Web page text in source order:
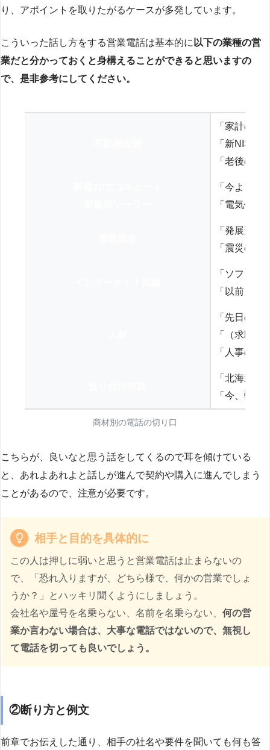
り、アポイントを取りたがるケースが多発しています。
こういった話し方をする営業電話は基本的に 以下の業種の営
業だと分かっておくと身構えることができると思いますの
で、是非参考にしてください。
「家計の見
「新NISA
「老後の
「今より
「電気代を
「発展途
「震災の
「ソフト
「以前、
「先日の
「（求職
「人事の方
「北海道
「今、弊
商材別の電話の切り口
こちらが、良いなと思う話をしてくるので耳を傾けている
と、あれよあれよと話しが進んで契約や購入に進んでしまう
ことがあるので、注意が必要です。
相手と目的を具体的に
この人は押しに弱いと思うと営業電話は止まらないの
で、「恐れ入りますが、どちら様で、何かの営業でしょ
うか？」とハッキリ聞くようにしましょう。
会社名や屋号を名乗らない、名前を名乗らない、 何の営
業か言わない場合は、大事な電話ではないので、無視し
て電話を切っても良いでしょう。
②断り方と例文
前章でお伝えした通り、相手の社名や要件を聞いても何も答